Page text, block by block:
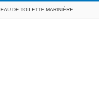
EAU DE TOILETTE MARINIÈRE